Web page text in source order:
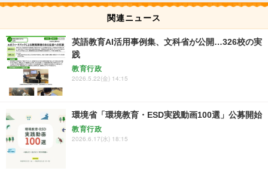
関連ニュース
英語教育AI活用事例集、文科省が公開…326校の実
践
教育行政
2026.5.22(金) 14:15
環境省「環境教育・ESD実践動画100選」公募開始
教育行政
2026.6.17(水) 18:15